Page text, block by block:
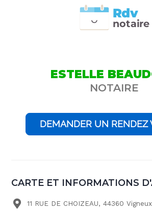
notaire
Rdv
ESTELLE
NOTAIRE
DEMANDER UN RENDEZ
CARTE ET INFORMATIONS
11 RUE DE CHOIZEAU, 44360